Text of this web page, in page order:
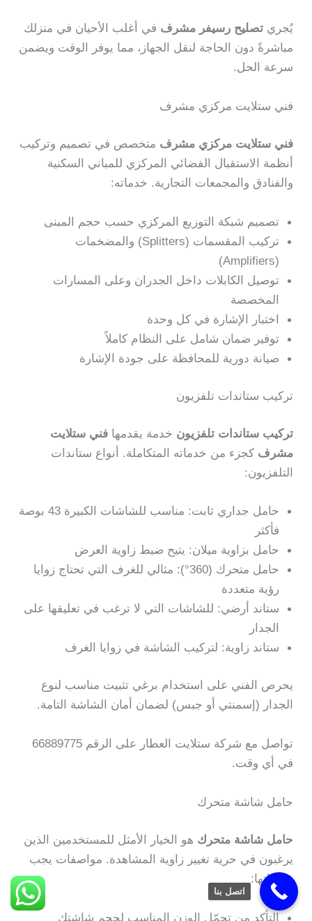
يُجري تصليح رسيفر مشرف في أغلب الأحيان في منزلك
مباشرةً دون الحاجة لنقل الجهاز، مما يوفر الوقت ويضمن
سرعة الحل.
فني ستلايت مركزي مشرف
فني ستلايت مركزي مشرف متخصص في تصميم وتركيب
أنظمة الاستقبال الفضائي المركزي للمباني السكنية
والفنادق والمجمعات التجارية. خدماته:
تصميم شبكة التوزيع المركزي حسب حجم المبنى
تركيب المقسمات (Splitters) والمضخمات
(Amplifiers)
توصيل الكابلات داخل الجدران وعلى المسارات
المخصصة
اختبار الإشارة في كل وحدة
توفير ضمان شامل على النظام كاملاً
صيانة دورية للمحافظة على جودة الإشارة
تركيب ستاندات تلفزيون
تركيب ستاندات تلفزيون خدمة يقدمها فني ستلايت
مشرف كجزء من خدماته المتكاملة. أنواع ستاندات
التلفزيون:
حامل جداري ثابت: مناسب للشاشات الكبيرة 43 بوصة
فأكثر
حامل بزاوية ميلان: يتيح ضبط زاوية العرض
حامل متحرك (360°): مثالي للغرف التي تحتاج زوايا
رؤية متعددة
ستاند أرضي: للشاشات التي لا ترغب في تعليقها على
الجدار
ستاند زاوية: لتركيب الشاشة في زوايا الغرف
يحرص الفني على استخدام برغي تثبيت مناسب لنوع
الجدار (إسمنتي أو جبس) لضمان أمان الشاشة التامة.
تواصل مع شركة ستلايت العطار على الرقم 66889775
في أي وقت.
حامل شاشة متحرك
حامل شاشة متحرك هو الخيار الأمثل للمستخدمين الذين
يرغبون في حرية تغيير زاوية المشاهدة. مواصفات يجب
مراعاتها:
التأكد من تحمّل الوزن المناسب لحجم شاشتك
اتصل بنا